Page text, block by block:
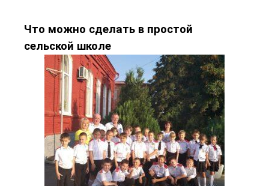
Что можно сделать в простой
сельской школе